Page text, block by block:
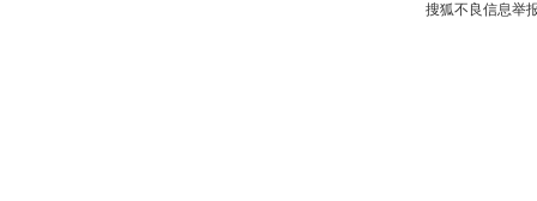
搜狐不良信息举